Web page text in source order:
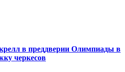
в преддверии Олимпиады в
черкесов